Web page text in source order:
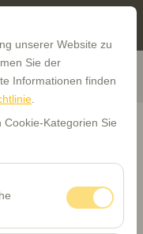
unserer Website zu
Sie der
Informationen finden
Kategorien Sie